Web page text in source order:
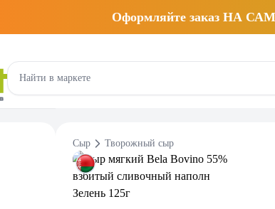
Оформляйте заказ НА
Сыр Творожный сыр